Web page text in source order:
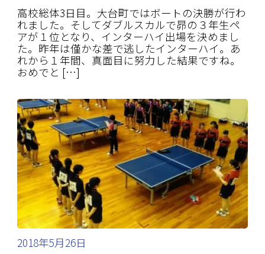
高校総体3日目。大台町ではボートの決勝が行わ
れました。そしてダブルスカルで昴の３年生ペ
アが１位となり、インターハイ出場を決めまし
た。昨年は僅かな差で逃したインターハイ。あ
れから１年間、真面目に努力した結果ですね。
おめでと […]
2018年5月26日